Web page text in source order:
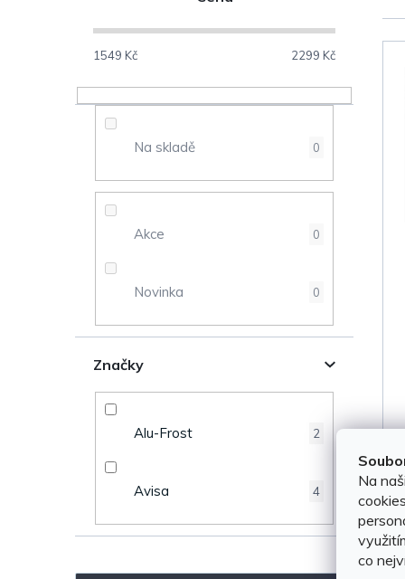
Na
co
t
p
1549 Kč 2299 Kč
Na skladě 0
Akce 0
Novinka 0
Značky
Alu-Frost 2
Avisa 4
u
k
t
ů